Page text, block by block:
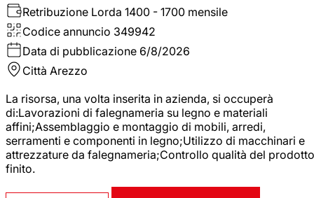
Retribuzione Lorda 1400 - 1700 mensile
Codice annuncio 349942
Data di pubblicazione 6/8/2026
Città Arezzo
La risorsa, una volta inserita in azienda, si occuperà
di:Lavorazioni di falegnameria su legno e materiali
affini;Assemblaggio e montaggio di mobili, arredi,
serramenti e componenti in legno;Utilizzo di macchinari e
attrezzature da falegnameria;Controllo qualità del prodotto
finito.